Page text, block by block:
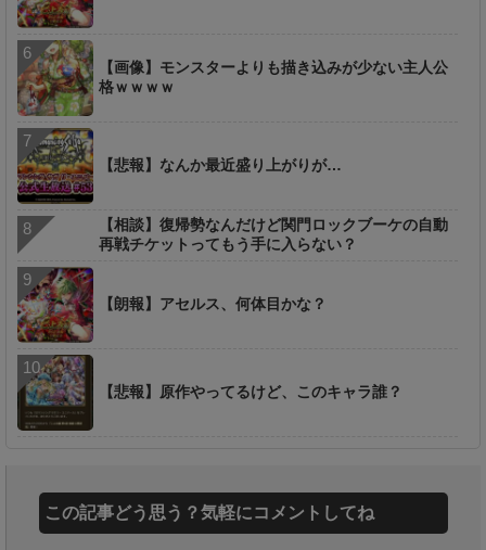
【画像】モンスターよりも描き込みが少ない主人公
格ｗｗｗｗ
【悲報】なんか最近盛り上がりが…
【相談】復帰勢なんだけど関門ロックブーケの自動
再戦チケットってもう手に入らない？
【朗報】アセルス、何体目かな？
【悲報】原作やってるけど、このキャラ誰？
この記事どう思う？気軽にコメントしてね